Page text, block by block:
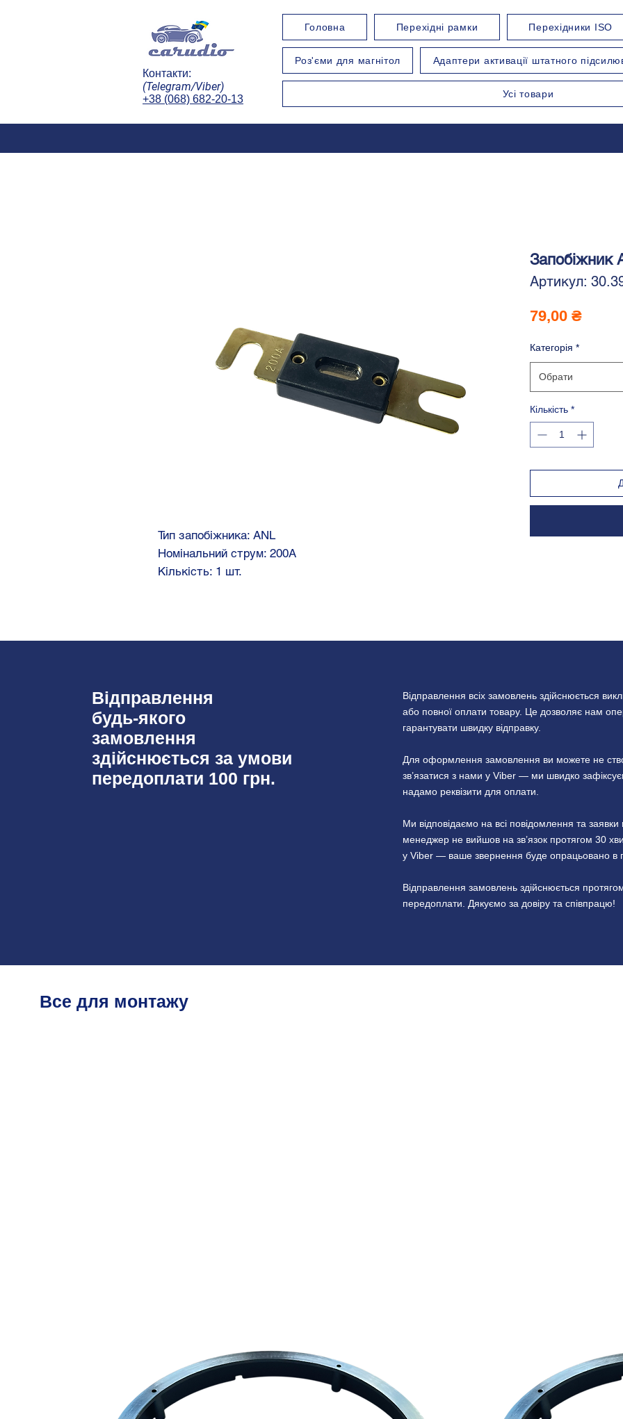
Контакти:
(Telegram/Viber)
+38 (068) 682-20-13
Головна Перехідні рамки Перехідники ISO
Роз'єми для магнітол Адаптери активації штатного
Усі товари
Тип запобіжника: ANL
Номінальний струм: 200А
Кількість: 1 шт.
Запобіжник
Артикул:
79,00 ₴Ціна
Категорія *
Обрати
Кількість *
Відправлення
будь-якого
замовлення
здійснюється за умови
передоплати 100 грн.
Відправлення всіх замовлень здійснюється
або повної оплати товару. Це дозволяє нам
гарантувати швидку відправку.
Для оформлення замовлення ви можете не
зв’язатися з нами у Viber — ми швидко
надамо реквізити для оплати.
Ми відповідаємо на всі повідомлення та
менеджер не вийшов на зв’язок протягом 30
у Viber — ваше звернення буде опрацьовано в
Відправлення замовлень здійснюється
передоплати. Дякуємо за довіру та співпрацю!
Все для монтажу